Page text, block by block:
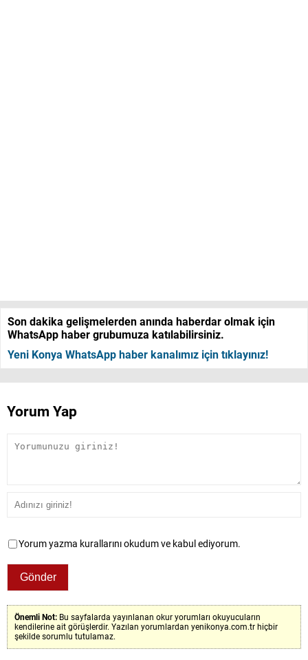
Son dakika gelişmelerden anında haberdar olmak için
WhatsApp haber grubumuza katılabilirsiniz.
Yeni Konya WhatsApp haber kanalımız için tıklayınız!
Yorum Yap
Yorum yazma kurallarını okudum ve kabul ediyorum.
Önemli Not: Bu sayfalarda yayınlanan okur yorumları okuyucuların
kendilerine ait görüşlerdir. Yazılan yorumlardan yenikonya.com.tr hiçbir
şekilde sorumlu tutulamaz.